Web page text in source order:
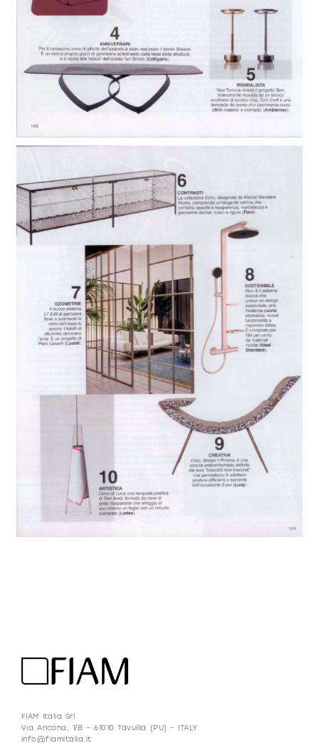
FIAM Italia Srl
Via Ancona, 1/B – 61010 Tavullia (PU) – ITALY
info@fiamitalia.it